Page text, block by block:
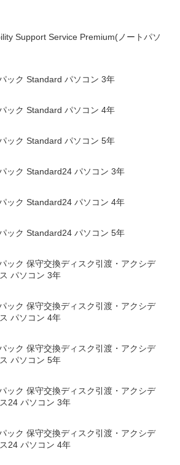
Support Service Premium(ノートパソ
ック Standard パソコン 3年
ック Standard パソコン 4年
ック Standard パソコン 5年
ック Standard24 パソコン 3年
ック Standard24 パソコン 4年
ック Standard24 パソコン 5年
ック 保守交換ディスク引渡・アクシデ
パソコン 3年
ック 保守交換ディスク引渡・アクシデ
パソコン 4年
ック 保守交換ディスク引渡・アクシデ
パソコン 5年
ック 保守交換ディスク引渡・アクシデ
24 パソコン 3年
ック 保守交換ディスク引渡・アクシデ
24 パソコン 4年